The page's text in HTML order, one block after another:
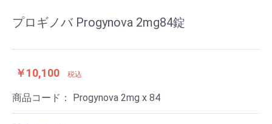
プロギノバ Progynova 2mg84錠
￥10,100 税込
商品コード： Progynova 2mg x 84